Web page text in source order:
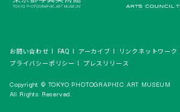
お問い合わせ FAQ アーカイブ リンクネットワーク
プライバシーポリシー
プレスリリース
Copyright © TOKYO PHOTOGRAPHIC ART MUSEUM
All Rights Reserved.